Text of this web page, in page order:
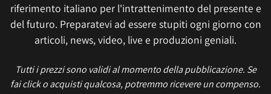
riferimento italiano per l'intrattenimento del presente e
del futuro. Preparatevi ad essere stupiti ogni giorno con
articoli, news, video, live e produzioni geniali.
Tutti i prezzi sono validi al momento della pubblicazione. Se
fai click o acquisti qualcosa, potremmo ricevere un compenso.